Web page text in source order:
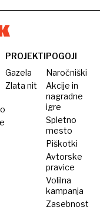
je
200
PROJEKTI
Gazela
Zlata nit
POGOJI
Naročniški
Akcije in
nagradne
igre
Spletno
mesto
Piškotki
Avtorske
pravice
Volilna
kampanja
Zasebnost